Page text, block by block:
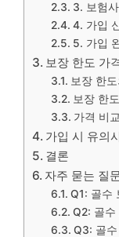
3. 보험
4. 가입
5. 가입
보장 한도 가
보장 한
보장 한
가격 비
가입 시 유의
결론
자주 묻는 질
Q1: 골수
Q2: 골수
Q3: 골